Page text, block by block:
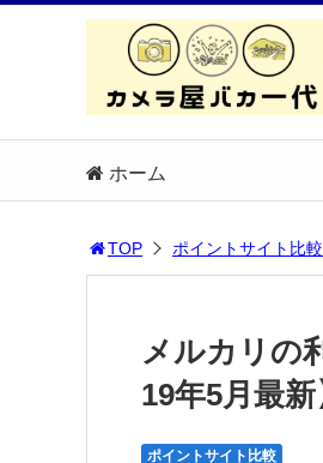
ホーム
TOP ポイントサイト比較
メルカリの
19年5月最新
ポイントサイト比較